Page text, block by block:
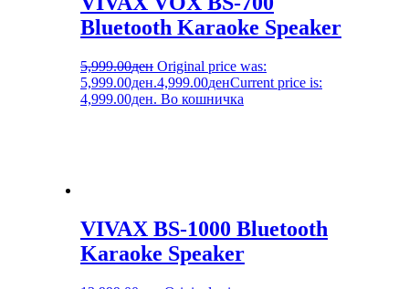
Bluetooth Karaoke Speaker
5,999.00ден Original price was:
5,999.00ден.4,999.00денCurrent price is:
4,999.00ден. Во кошничка
VIVAX BS-1000 Bluetooth
Karaoke Speaker